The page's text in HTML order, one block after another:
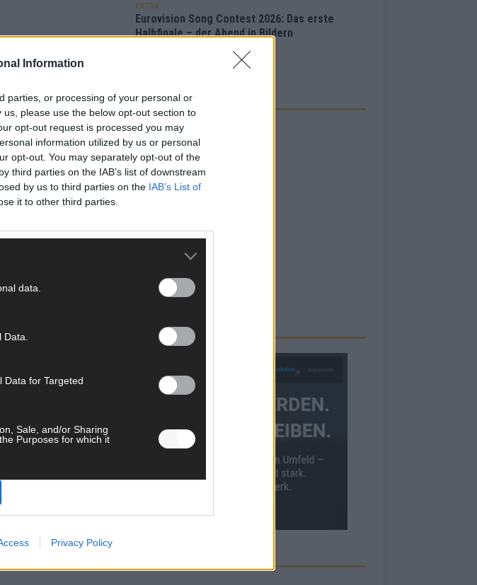
Information
parties, or processing of your personal or
please use the below opt-out section to
opt-out request is processed you may
information utilized by us or personal
opt-out. You may separately opt-out of the
third parties on the IAB’s list of downstream
by us to third parties on the IAB’s List of
it to other third parties.
data.
Data for Targeted
Sale, and/or Sharing
Purposes for which it
Privacy Policy
EXTRA
Eurovision Song Contest 2026: Das erste
Halbfinale – der Abend in Bildern
AD
WERBE BEI UNS!